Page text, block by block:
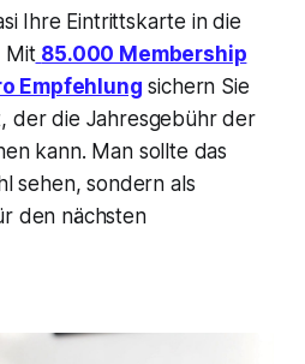
Ihre Eintrittskarte in die
Mit 85.000 Membership
Empfehlung sichern Sie
der die Jahresgebühr der
kann. Man sollte das
sehen, sondern als
den nächsten